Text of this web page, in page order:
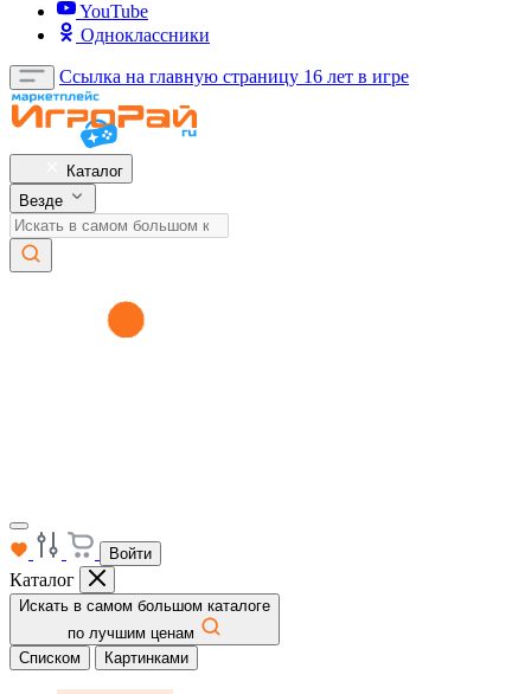
YouTube
Одноклассники
Ссылка на главную страницу 16 лет в игре
Каталог
Везде
Войти
Каталог
Искать в самом большом каталоге
по лучшим ценам
Списком
Картинками